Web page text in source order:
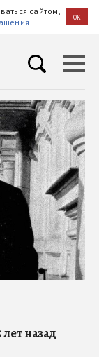
сайтом,
OK
назад